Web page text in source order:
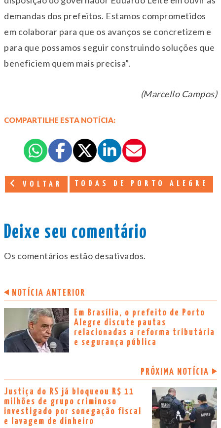
demandas dos prefeitos. Estamos comprometidos
em colaborar para que os avanços se concretizem e
para que possamos seguir construindo soluções que
beneficiem quem mais precisa”.
(Marcello Campos)
COMPARTILHE ESTA NOTÍCIA:
VOLTAR TODAS DE PORTO ALEGRE
Deixe seu comentário
Os comentários estão desativados.
NOTÍCIA ANTERIOR
Em Brasília, o prefeito de Porto
Alegre discute pautas
relacionadas a reforma tributária
e segurança pública
PRÓXIMA NOTÍCIA
Justiça do RS já bloqueou R$ 11
milhões de grupo criminoso
investigado por sonegação fiscal
e lavagem de dinheiro